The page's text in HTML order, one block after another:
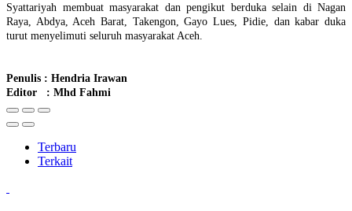
Syattariyah membuat masyarakat dan pengikut berduka selain di Nagan
Raya, Abdya, Aceh Barat, Takengon, Gayo Lues, Pidie, dan kabar duka
turut menyelimuti seluruh masyarakat Aceh.
Penulis : Hendria Irawan
Editor : Mhd Fahmi
Terbaru
Terkait